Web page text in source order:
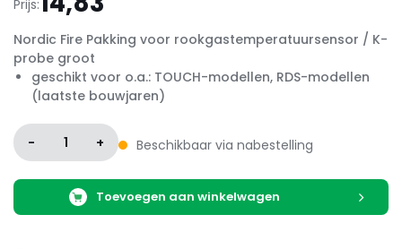
Prijs:
Nordic Fire Pakking voor rookgastemperatuursensor / K-
probe groot
geschikt voor o.a.: TOUCH-modellen, RDS-modellen
(laatste bouwjaren)
- 1 + Beschikbaar via nabestelling
Toevoegen aan winkelwagen